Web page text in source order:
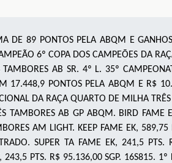
DE 89 PONTOS PELA ABQM E
6º COPA DOS CAMPEÕES DA
TAMBORESAB SR. 4º L. 35º
17.448,9 PONTOS PELA ABQM E R$
DA RAÇA QUARTO DE MILHA
TAMBORES AB GP ABQM. BIRD
AM LIGHT. KEEP FAME EK,
SUPER TA FAME EK, 241,5
243,5 PTS. R$ 95.136,00 SGP. 16S815.